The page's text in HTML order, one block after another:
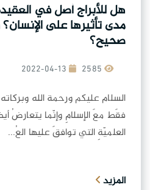
هل للأبراج أصل في
مدى تأثيرها على الإنسان؟
صحيح؟
2022-04-13
السلام عليكم ورحمة الله
فقَط معَ الإسلامِ وإنّما يتعارضُ
العلميّةِ التي توافقَ عليها العُ...
المزيد